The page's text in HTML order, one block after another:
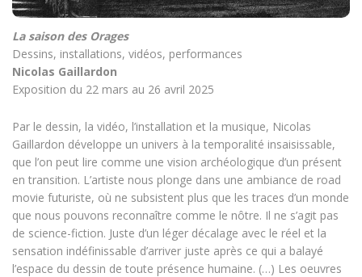
La saison des Orages
Dessins, installations, vidéos, performances
Nicolas Gaillardon
Exposition du 22 mars au 26 avril 2025
Par le dessin, la vidéo, l’installation et la musique, Nicolas
Gaillardon développe un univers à la temporalité insaisissable,
que l’on peut lire comme une vision archéologique d’un présent
en transition. L’artiste nous plonge dans une ambiance de road
movie futuriste, où ne subsistent plus que les traces d’un monde
que nous pouvons reconnaître comme le nôtre. Il ne s’agit pas
de science-fiction. Juste d’un léger décalage avec le réel et la
sensation indéfinissable d’arriver juste après ce qui a balayé
l’espace du dessin de toute présence humaine. (…) Les oeuvres